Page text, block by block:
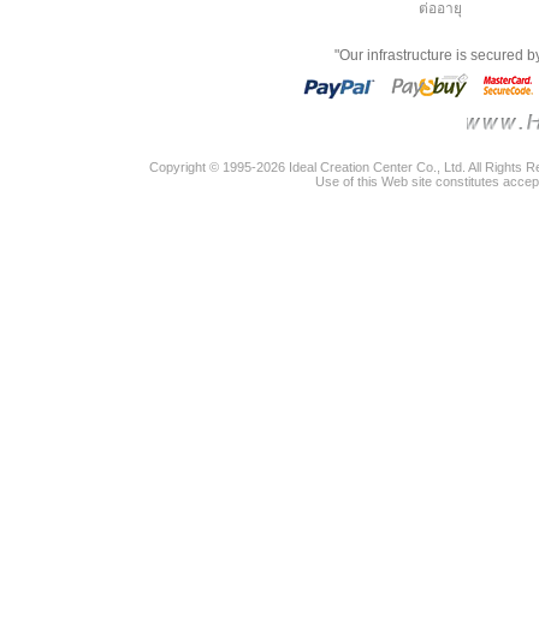
ต่ออายุ
"Our infrastructure is secured
Copyright © 1995-2026 Ideal Creation Center Co., Ltd. All Rights
Use of this Web site constitutes